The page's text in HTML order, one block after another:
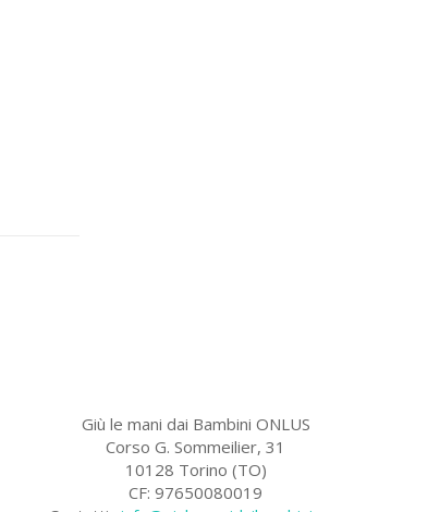
Giù le mani dai Bambini ONLUS
Corso G. Sommeilier, 31
10128 Torino (TO)
CF: 97650080019